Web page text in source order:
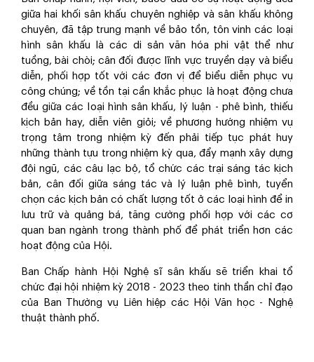
giữa hai khối sân khấu chuyên nghiệp và sân khấu không
chuyên, đã tập trung mạnh về bảo tồn, tôn vinh các loại
hình sân khấu là các di sản văn hóa phi vật thể như
tuồng, bài chòi; cân đối được lĩnh vực truyền dạy và biểu
diễn, phối hợp tốt với các đơn vị để biểu diễn phục vụ
công chúng; về tồn tại cần khắc phục là hoạt động chưa
đều giữa các loại hình sân khấu, lý luận - phê bình, thiếu
kịch bản hay, diễn viên giỏi; về phương hướng nhiệm vụ
trọng tâm trong nhiệm kỳ đến phải tiếp tục phát huy
những thành tựu trong nhiệm kỳ qua, đẩy mạnh xây dựng
đội ngũ, các câu lạc bộ, tổ chức các trại sáng tác kịch
bản, cân đối giữa sáng tác và lý luận phê bình, tuyển
chọn các kịch bản có chất lượng tốt ở các loại hình để in
lưu trữ và quảng bá, tăng cường phối hợp với các cơ
quan ban ngành trong thành phố để phát triển hơn các
hoạt động của Hội.
Ban Chấp hành Hội Nghệ sĩ sân khấu sẽ triển khai tổ
chức đại hội nhiệm kỳ 2018 - 2023 theo tinh thần chỉ đạo
của Ban Thường vụ Liên hiệp các Hội Văn học - Nghệ
thuật thành phố.